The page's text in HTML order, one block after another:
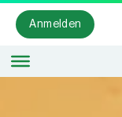
Anmelden